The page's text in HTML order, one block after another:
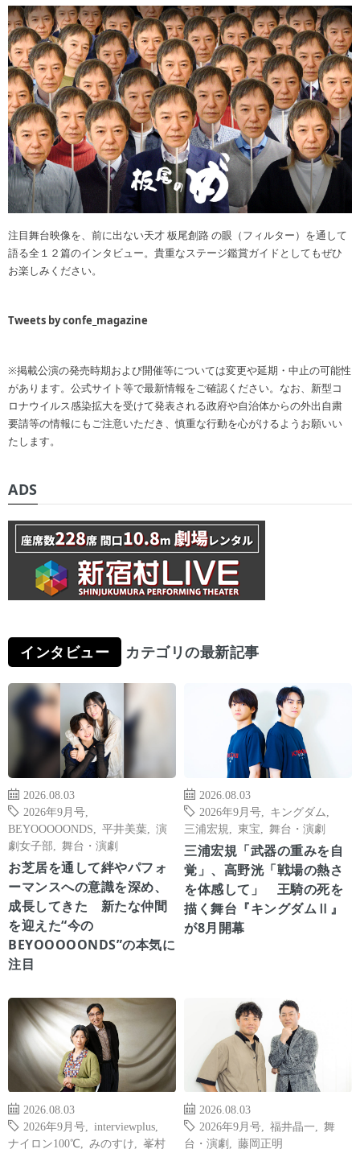
注目舞台映像を、前に出ない天才 板尾創路 の眼（フィルター）を通して
語る全１２篇のインタビュー。貴重なステージ鑑賞ガイドとしてもぜひ
お楽しみください。
Tweets by confe_magazine
※掲載公演の発売時期および開催等については変更や延期・中止の可能性
があります。公式サイト等で最新情報をご確認ください。なお、新型コ
ロナウイルス感染拡大を受けて発表される政府や自治体からの外出自粛
要請等の情報にもご注意いただき、慎重な行動を心がけるようお願いい
たします。
ADS
インタビュー カテゴリの最新記事
2026.08.03
2026年9月号
BEYOOOOONDS
平井美葉
演
劇女子部
舞台・演劇
お芝居を通して絆やパフォ
ーマンスへの意識を深め、
成長してきた 新たな仲間
を迎えた“今の
BEYOOOOONDS”の本気に
注目
2026.08.03
2026年9月号
キングダム
三浦宏規
東宝 舞台・演劇
三浦宏規「武器の重みを自
覚」、高野洸「戦場の熱さ
を体感して」 王騎の死を
描く舞台『キングダムⅡ』
が8月開幕
2026.08.03
2026年9月号
interviewplus
ナイロン100℃
みのすけ
峯村
2026.08.03
2026年9月号
福井晶一
舞
台・演劇
藤岡正明